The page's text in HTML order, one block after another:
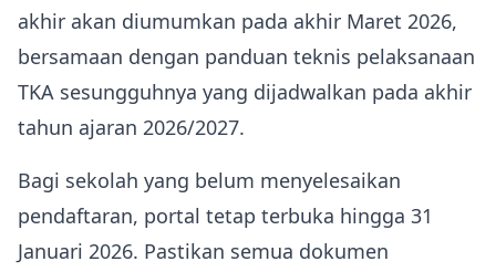
akhir akan diumumkan pada akhir Maret 2026,
bersamaan dengan panduan teknis pelaksanaan
TKA sesungguhnya yang dijadwalkan pada akhir
tahun ajaran 2026/2027.
Bagi sekolah yang belum menyelesaikan
pendaftaran, portal tetap terbuka hingga 31
Januari 2026. Pastikan semua dokumen